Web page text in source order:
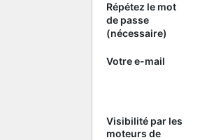
Répétez le mot
de passe
(nécessaire)
Votre e-mail
Visibilité par les
moteurs de